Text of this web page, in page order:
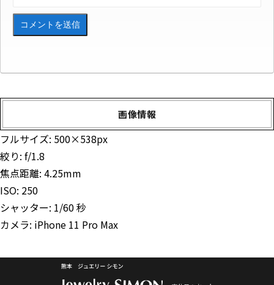
画像情報
フルサイズ: 500×538px
絞り: f/1.8
焦点距離: 4.25mm
ISO: 250
シャッター: 1/60 秒
カメラ: iPhone 11 Pro Max